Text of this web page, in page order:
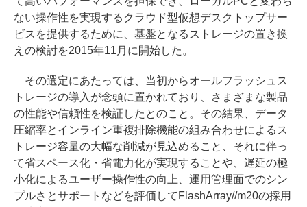
ない操作性を実現するクラウド型仮想デスクトップサー
ビスを提供するために、基盤となるストレージの置き換
えの検討を2015年11月に開始した。
その選定にあたっては、当初からオールフラッシュス
トレージの導入が念頭に置かれており、さまざまな製品
の性能や信頼性を検証したとのこと。その結果、データ
圧縮率とインライン重複排除機能の組み合わせによるス
トレージ容量の大幅な削減が見込めること、それに伴っ
て省スペース化・省電力化が実現することや、遅延の極
小化によるユーザー操作性の向上、運用管理面でのシン
プルさとサポートなどを評価してFlashArray//m20の採用